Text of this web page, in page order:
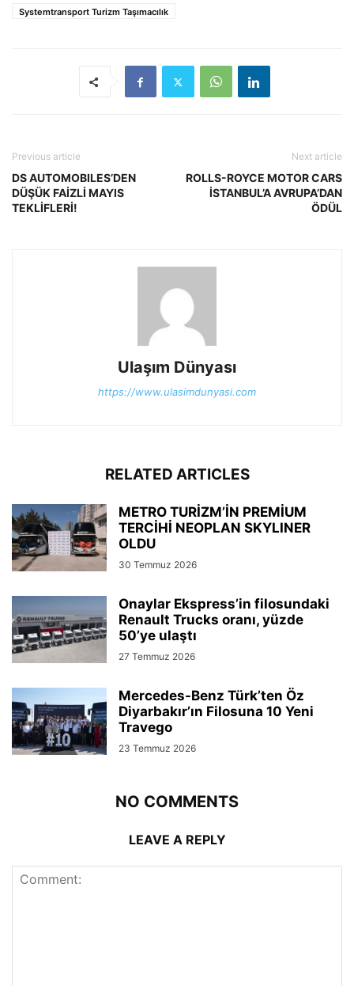
Systemtransport Turizm Taşımacılık
Previous article
DS AUTOMOBILES’DEN
DÜŞÜK FAİZLİ MAYIS
TEKLİFLERİ!
Next article
ROLLS-ROYCE MOTOR CARS
İSTANBUL’A AVRUPA’DAN
ÖDÜL
Ulaşım Dünyası
https://www.ulasimdunyasi.com
RELATED ARTICLES
METRO TURİZM’İN PREMİUM
TERCİHİ NEOPLAN SKYLINER
OLDU
30 Temmuz 2026
Onaylar Ekspress’in filosundaki
Renault Trucks oranı, yüzde
50’ye ulaştı
27 Temmuz 2026
Mercedes-Benz Türk’ten Öz
Diyarbakır’ın Filosuna 10 Yeni
Travego
23 Temmuz 2026
NO COMMENTS
LEAVE A REPLY